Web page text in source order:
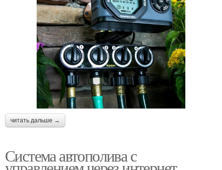
читать дальше →
Система автополива с